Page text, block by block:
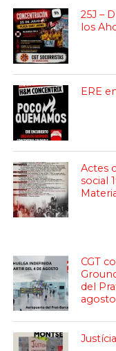
25J –
los
ERE
Actes
social
CGT
del
agosto